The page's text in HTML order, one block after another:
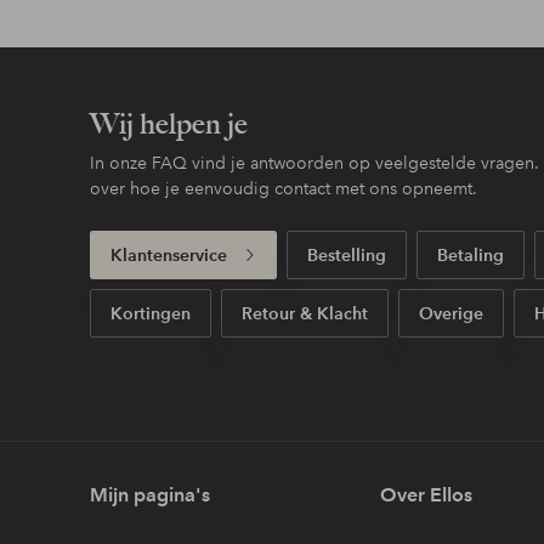
Wij helpen je
In onze FAQ vind je antwoorden op veelgestelde
over hoe je eenvoudig contact met ons opneemt.
Klantenservice Bestelling Betaling
Kortingen Retour & Klacht Overige
Mijn pagina's Over Ellos